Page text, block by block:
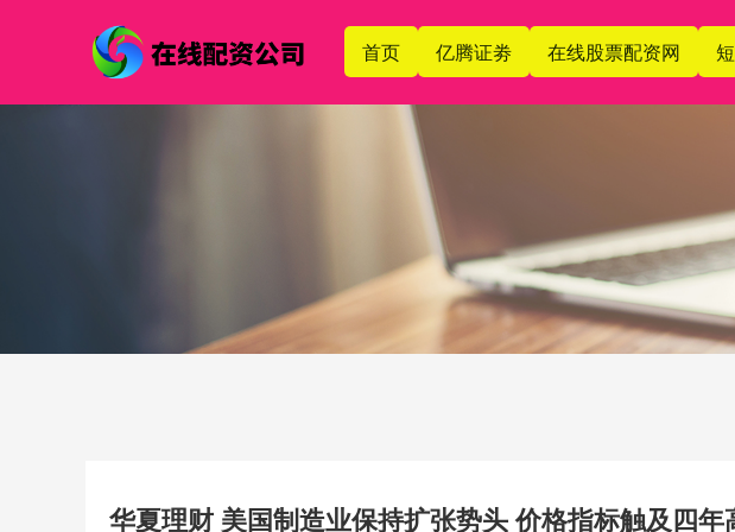
首页 亿腾证劵 在线股票配资网
华夏理财 美国制造业保持扩张势头 价格指标触及四年